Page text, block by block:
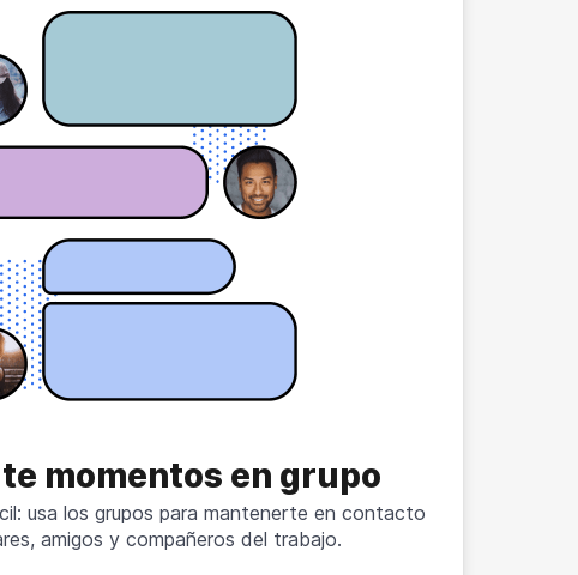
momentos en grupo
usa los grupos para mantenerte en contacto
amigos y compañeros del trabajo.